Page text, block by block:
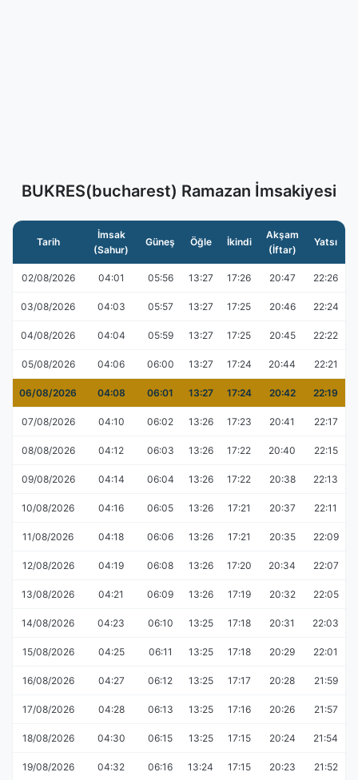
BUKRES(bucharest) Ramazan İmsakiyesi
Tarih
İmsak
(Sahur)
Güneş Öğle İkindi
Akşam
(İftar)
Yatsı
02/08/2026 04:01 05:56 13:27 17:26 20:47 22:26
03/08/2026 04:03 05:57 13:27 17:25 20:46 22:24
04/08/2026 04:04 05:59 13:27 17:25 20:45 22:22
05/08/2026 04:06 06:00 13:27 17:24 20:44 22:21
06/08/2026 04:08 06:01 13:27 17:24 20:42 22:19
07/08/2026 04:10 06:02 13:26 17:23 20:41 22:17
08/08/2026 04:12 06:03 13:26 17:22 20:40 22:15
09/08/2026 04:14 06:04 13:26 17:22 20:38 22:13
10/08/2026 04:16 06:05 13:26 17:21 20:37 22:11
11/08/2026 04:18 06:06 13:26 17:21 20:35 22:09
12/08/2026 04:19 06:08 13:26 17:20 20:34 22:07
13/08/2026 04:21 06:09 13:26 17:19 20:32 22:05
14/08/2026 04:23 06:10 13:25 17:18 20:31 22:03
15/08/2026 04:25 06:11 13:25 17:18 20:29 22:01
16/08/2026 04:27 06:12 13:25 17:17 20:28 21:59
17/08/2026 04:28 06:13 13:25 17:16 20:26 21:57
18/08/2026 04:30 06:15 13:25 17:15 20:24 21:54
19/08/2026 04:32 06:16 13:24 17:15 20:23 21:52